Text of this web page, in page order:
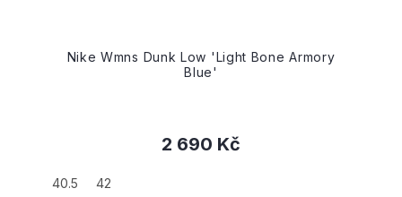
Nike Wmns Dunk Low 'Light Bone Armory
Blue'
2 690 Kč
40.5 42